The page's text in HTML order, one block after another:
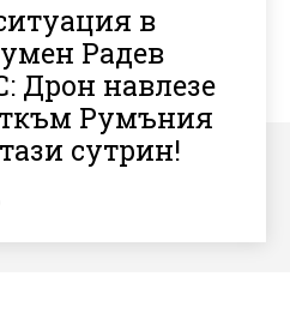
в
Радев
Дрон навлезе
Румъния
сутрин!